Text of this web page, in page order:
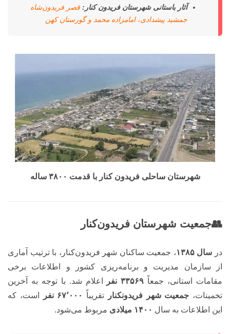
آثار باستانی شهرستان فریدون کنار: قصر فریدون‌شاه
جمشید پیشدادی، امامزاده محمد و گورستان کهن
شهرستان ساحلی فریدون کنار با قدمت ۳۸۰۰ ساله
👥جمعیت شهرستان فریدون‌کنار
در سال ۱۳۸۵
، جمعیت‌ ساکنان شهر فریدون‌کنار، با ترتیب آماری
از سازمان مدیریت و برنامه‌ریزی کشور و اطلاعات برخی
مقامات استانی، جمعاً
اعلام شد. با توجه به آخرین
تخمینات، جمعیت شهر فریدونکنار تقریباً ۶۷٬۰۰۰ نفر
است، که
این اطلاعات به سال ۱۴۰۰ میلادی مربوط می‌شود.